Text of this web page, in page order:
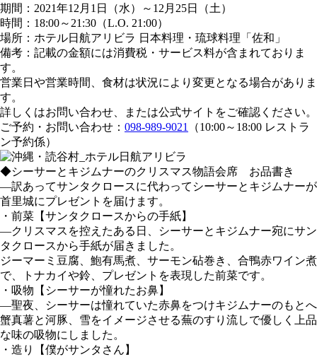
期間：2021年12月1日（水）～12月25日（土）
時間：18:00～21:30（L.O. 21:00）
場所：ホテル日航アリビラ 日本料理・琉球料理「佐和」
備考：記載の金額には消費税・サービス料が含まれておりま
す。
営業日や営業時間、食材は状況により変更となる場合がありま
す。
詳しくはお問い合わせ、または公式サイトをご確認ください。
ご予約・お問い合わせ： 098-989-9021
（10:00～18:00 レストラ
ン予約係）
◆シーサーとキジムナーのクリスマス物語会席 お品書き
―訳あってサンタクロースに代わってシーサーとキジムナーが
首里城にプレゼントを届けます。
・前菜【サンタクロースからの手紙】
―クリスマスを控えたある日、シーサーとキジムナー宛にサン
タクロースから手紙が届きました。
ジーマーミ豆腐、鮑有馬煮、サーモン砧巻き、合鴨赤ワイン煮
で、トナカイや鈴、プレゼントを表現した前菜です。
・吸物【シーサーが憧れたお鼻】
―聖夜、シーサーは憧れていた赤鼻をつけキジムナーのもとへ
蟹真薯と河豚、雪をイメージさせる蕪のすり流しで優しく上品
な味の吸物にしました。
・造り【僕がサンタさん】